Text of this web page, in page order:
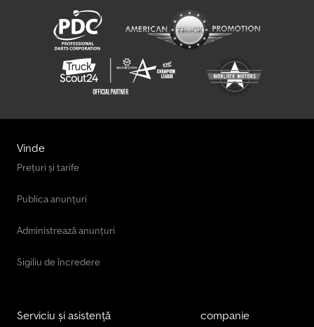
Vinde
Prețuri și tarife
Publica anunțuri
Administrează anunțuri
Sigiliu de încredere
Serviciu și asistență companie